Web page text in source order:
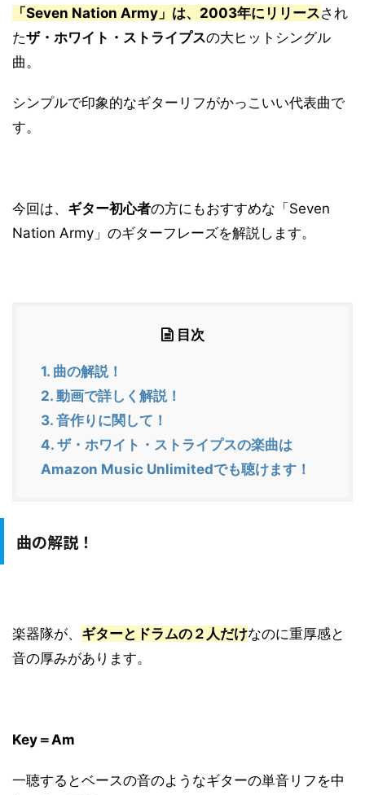
「Seven Nation Army」は、2003年にリリースされ
たザ・ホワイト・ストライプスの大ヒットシングル
曲。
シンプルで印象的なギターリフがかっこいい代表曲で
す。
今回は、 ギター初心者の方にもおすすめな「Seven
Nation Army」のギターフレーズを解説します。
目次
1. 曲の解説！
2. 動画で詳しく解説！
3. 音作りに関して！
4. ザ・ホワイト・ストライプスの楽曲は
Amazon Music Unlimitedでも聴けます！
曲の解説！
楽器隊が、 ギターとドラムの２人だけなのに重厚感と
音の厚みがあります。
Key＝Am
一聴するとベースの音のようなギターの単音リフを中